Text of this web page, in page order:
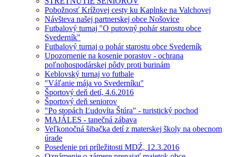
Pobožnosť Krížovej cesty ku Kaplnke na Valchovej
Návšteva našej partnerskej obce Nošovice
Futbalový turnaj "O putovný pohár starostu obce
Svederník"
Futbalový turnaj o pohár starostu obce Svederník
Upozornenie na kosenie porastov - ochrana
poľnohospodárskej pôdy proti burinám
Keblovský turnaj vo futbale
"Váľanie mája vo Svederníku"
Športový deň detí, 4.6.2016
Športový deň seniorov
"Po stopách Ľudovíta Štúra" - turistický pochod
MAJÁLES - tanečná zábava
Veľkonočná šibačka detí z materskej školy na obecnom
úrade
Posedenie pri príležitosti MDŹ, 12.3.2016